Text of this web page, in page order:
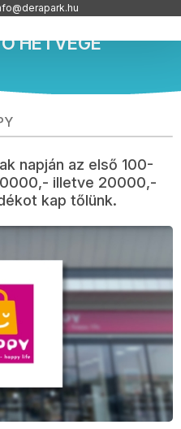
HÉTVÉGE
napján az első 100-
illetve 20000,-
kap tőlünk.